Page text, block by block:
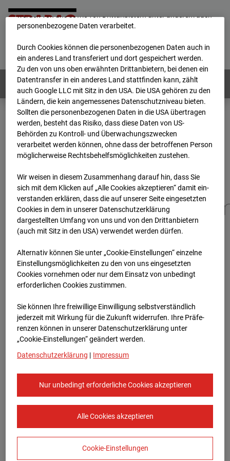
Deutsch / English
Webcams: Alle Länder
Home
Deutschland
BC-173 - BV-Gefahrenabwehrzentrum Oberursel
Archiv
2026 07 08 11:15
BC-173 - BV-
Oberursel
Lahnstraße, 61440 Oberursel
Zur Übersicht
Europe/Berlin
werden von uns sowie von Drittanbietern unter anderem auch
personenbezogene Daten verarbeitet.
Durch Cookies können die personenbezogenen Daten auch in
ein anderes Land transferiert und dort gespeichert werden.
Zu den von uns oben erwähnten Drittanbietern, bei denen ein
Datentransfer in ein anderes Land stattfinden kann, zählt
auch Google LLC mit Sitz in den USA. Die USA gehören zu den
Ländern, die kein angemessenes Datenschutzniveau bieten.
Sollten die personenbezogenen Daten in die USA übertragen
werden, besteht das Risiko, dass diese Daten von US-
Behörden zu Kontroll- und Überwachungszwecken
verarbeitet werden können, ohne dass der betroffenen Person
möglicherweise Rechtsbehelfsmöglichkeiten zustehen.
Wir weisen in diesem Zusammenhang darauf hin, dass Sie
sich mit dem Klicken auf „Alle Cookies akzeptieren“ damit ein­
ver­standen erklären, dass die auf unserer Seite eingesetzten
Cookies in dem in unserer Datenschutzerklärung
dargestellten Umfang von uns und von den Drittanbietern
(auch mit Sitz in den USA) verwendet werden dürfen.
Alternativ können Sie unter „Cookie-Einstellungen“ einzelne
Einstellungsmöglichkeiten zu den von uns eingesetzten
Cookies vornehmen oder nur dem Einsatz von unbedingt
erforderlichen Cookies zustimmen.
Sie können Ihre freiwillige Einwilligung selbstverständlich
jederzeit mit Wirkung für die Zukunft widerrufen. Ihre Prä­fe­
renzen können in unserer Datenschutzerklärung unter
„Cookie-Einstellungen“ geändert werden.
Datenschutzerklärung | Impressum
Nur unbedingt erforderliche Cookies akzeptieren
Alle Cookies akzeptieren
Cookie-Einstellungen